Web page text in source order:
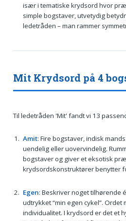
især i tematiske krydsord hvor
simple bogstaver, utvetydig
ledetråden – man rammer
Mit Krydsord på 4
Til ledetråden 'Mit' fandt vi 13
Amit: Fire bogstaver, indisk
uendelig eller uovervindelig.
bogstaver og giver et eksotisk
krydsordskonstruktører benytter
Egen: Beskriver noget tilhørende
udtrykket “min egen cykel”.
individualitet. I krydsord er det et